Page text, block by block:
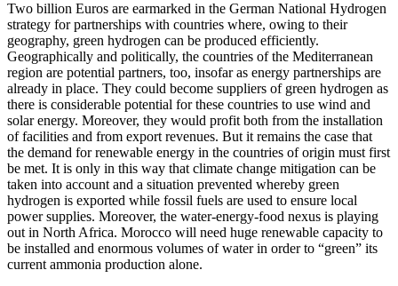
Two billion Euros are earmarked in the German National Hydrogen
strategy for partnerships with countries where, owing to their
geography, green hydrogen can be produced efficiently.
Geographically and politically, the countries of the Mediter­ranean
region are potential partners, too, insofar as energy partnerships are
already in place. They could become suppliers of green hydrogen as
there is considerable potential for these countries to use wind and
solar energy. Moreover, they would profit both from the installation
of facilities and from export revenues. But it remains the case that
the demand for renewable energy in the countries of origin must first
be met. It is only in this way that climate change mitigation can be
taken into account and a situation prevented whereby green
hydrogen is exported while fossil fuels are used to ensure local
power supplies. More­over, the water-energy-food nexus is playing
out in North Africa. Morocco will need huge renewable capacity to
be installed and enor­mous volumes of water in order to “green” its
current ammonia production alone.